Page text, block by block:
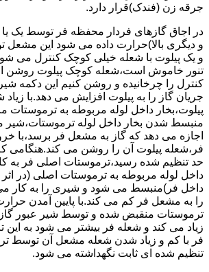
جرقه زن (فندک)قرار دارد.
در اجاق گازهای فردار محفظه فر توسط یک
و دیگری بالا)حرارت داده می شود این
و یک پیلوت با شعله خیلی کوچک کنترل می
تنور خاموش است،شعله کوچک پیلوت روشن
کنترل را چرخانیده و روشن کنیم این دکمه
جریان گاز را به پیلوت افزایش می دهد.با
پیلوت،بخار داخل لوله مربوطه به ترموستات
منبسط شدن بخار داخل لوله
اجازه می دهد که گاز به مشعل فر برسد،با
فر،شعله پیلوت آن را روشن می کند.هنگامی
حد تنظیم شده رسید،ترموستات اصلی فر به
داخل لوله مربوطه به ترموستات اصلی (در اثر
داخل فر)منبسط می شود و شیری را به کار می
را به مشعل فر کم می کند.با پایین آمدن
ترموستات منقبض شده و توسط شیر عبور
زیاد می کند و شعله فر بیشتر می شود به این
فر با کم و زیاد شدن شعله مشعل آن توسط
تنظیم شده ای ثابت نگهداشته می شود.